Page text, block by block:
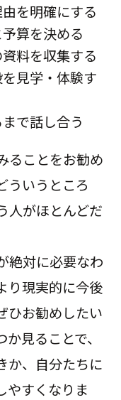
を明確にする
算を決める
料を収集する
見学・体験す
で話し合う
ることをお勧め
ういうところ
人がほとんどだ
絶対に必要なわ
り現実的に今後
ひお勧めしたい
見ることで、
か、自分たちに
やすくなりま